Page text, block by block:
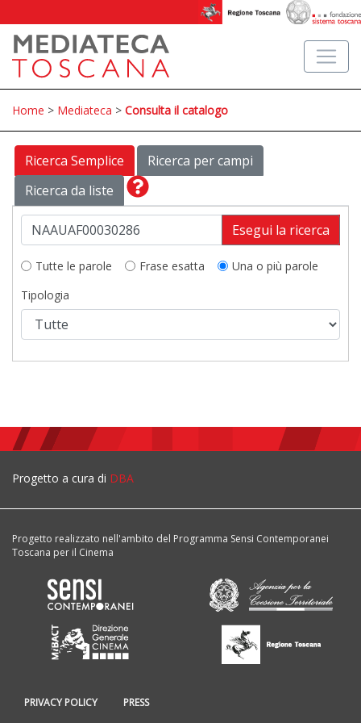
Home > Mediateca > Consulta il catalogo
Ricerca Semplice
Ricerca per campi
Ricerca da liste
Esegui la ricerca
Tutte le parole Frase esatta
Una o più parole
Tipologia
Progetto a cura di DBA
Progetto realizzato nell'ambito del Programma Sensi Contemporanei
Toscana per il Cinema
PRIVACY POLICY PRESS